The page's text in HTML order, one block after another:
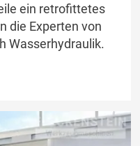
ein retrofittetes
die Experten von
Wasserhydraulik.